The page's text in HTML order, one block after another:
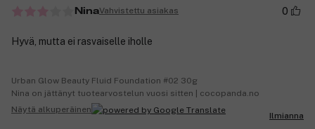
NinaVahvistettu asiakas 0
Hyvä, mutta ei rasvaiselle iholle
Urban Glow Beauty Fluid Foundation #02 30g
Nina on jättänyt tuotearvostelun vuosi sitten | cocopanda.no
Näytä alkuperäinen
Ilmianna